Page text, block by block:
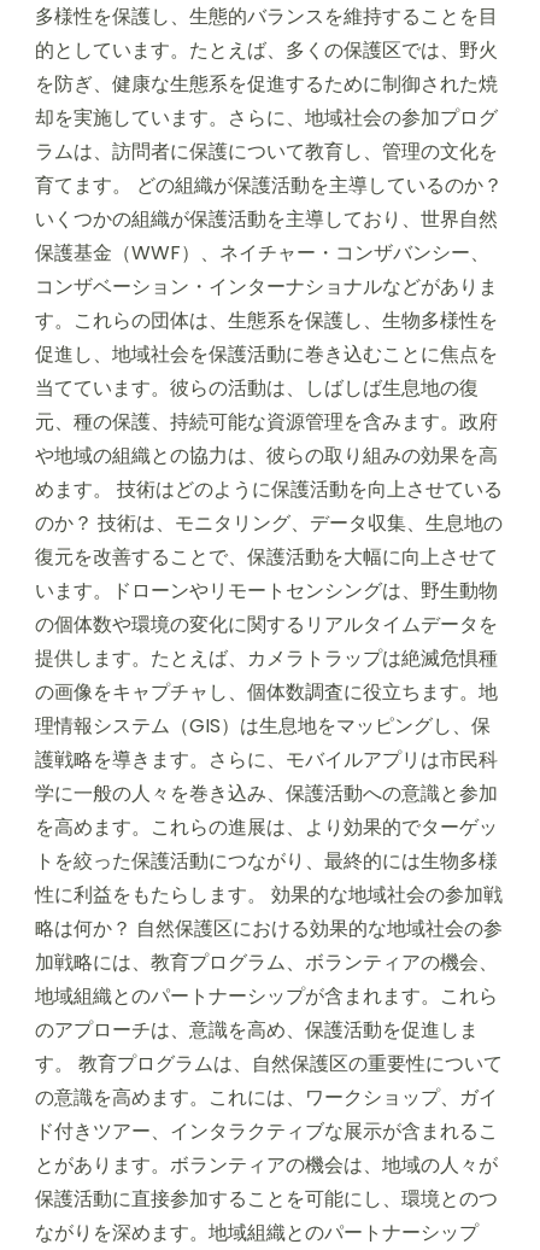
多様性を保護し、生態的バランスを維持することを目
的としています。たとえば、多くの保護区では、野火
を防ぎ、健康な生態系を促進するために制御された焼
却を実施しています。さらに、地域社会の参加プログ
ラムは、訪問者に保護について教育し、管理の文化を
育てます。 どの組織が保護活動を主導しているのか？
いくつかの組織が保護活動を主導しており、世界自然
保護基金（WWF）、ネイチャー・コンザバンシー、
コンザベーション・インターナショナルなどがありま
す。これらの団体は、生態系を保護し、生物多様性を
促進し、地域社会を保護活動に巻き込むことに焦点を
当てています。彼らの活動は、しばしば生息地の復
元、種の保護、持続可能な資源管理を含みます。政府
や地域の組織との協力は、彼らの取り組みの効果を高
めます。 技術はどのように保護活動を向上させている
のか？ 技術は、モニタリング、データ収集、生息地の
復元を改善することで、保護活動を大幅に向上させて
います。ドローンやリモートセンシングは、野生動物
の個体数や環境の変化に関するリアルタイムデータを
提供します。たとえば、カメラトラップは絶滅危惧種
の画像をキャプチャし、個体数調査に役立ちます。地
理情報システム（GIS）は生息地をマッピングし、保
護戦略を導きます。さらに、モバイルアプリは市民科
学に一般の人々を巻き込み、保護活動への意識と参加
を高めます。これらの進展は、より効果的でターゲッ
トを絞った保護活動につながり、最終的には生物多様
性に利益をもたらします。 効果的な地域社会の参加戦
略は何か？ 自然保護区における効果的な地域社会の参
加戦略には、教育プログラム、ボランティアの機会、
地域組織とのパートナーシップが含まれます。これら
のアプローチは、意識を高め、保護活動を促進しま
す。 教育プログラムは、自然保護区の重要性について
の意識を高めます。これには、ワークショップ、ガイ
ド付きツアー、インタラクティブな展示が含まれるこ
とがあります。ボランティアの機会は、地域の人々が
保護活動に直接参加することを可能にし、環境とのつ
ながりを深めます。地域組織とのパートナーシップ